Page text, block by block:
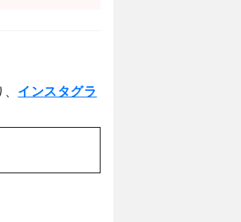
インスタグラ